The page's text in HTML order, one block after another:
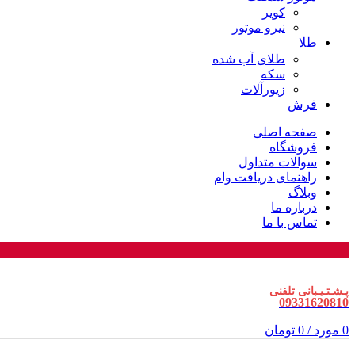
کویر
نیرو موتور
طلا
طلای آب شده
سکه
زیورآلات
فرش
صفحه اصلی
فروشگاه
سوالات متداول
راهنمای دریافت وام
وبلاگ
درباره ما
تماس با ما
پـشـتـیـبانی تلفنی
09331620810
0 مورد /
0 تومان